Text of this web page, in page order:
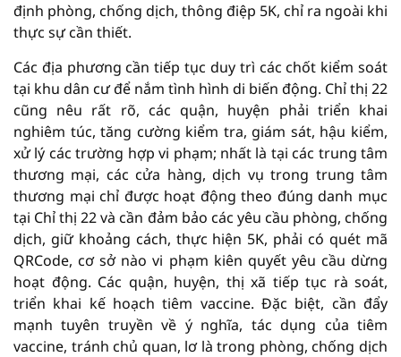
định phòng, chống dịch, thông điệp 5K, chỉ ra ngoài khi
thực sự cần thiết.
Các địa phương cần tiếp tục duy trì các chốt kiểm soát
tại khu dân cư để nắm tình hình di biến động. Chỉ thị 22
cũng nêu rất rõ, các quận, huyện phải triển khai
nghiêm túc, tăng cường kiểm tra, giám sát, hậu kiểm,
xử lý các trường hợp vi phạm; nhất là tại các trung tâm
thương mại, các cửa hàng, dịch vụ trong trung tâm
thương mại chỉ được hoạt động theo đúng danh mục
tại Chỉ thị 22 và cần đảm bảo các yêu cầu phòng, chống
dịch, giữ khoảng cách, thực hiện 5K, phải có quét mã
QRCode, cơ sở nào vi phạm kiên quyết yêu cầu dừng
hoạt động. Các quận, huyện, thị xã tiếp tục rà soát,
triển khai kế hoạch tiêm vaccine. Đặc biệt, cần đẩy
mạnh tuyên truyền về ý nghĩa, tác dụng của tiêm
vaccine, tránh chủ quan, lơ là trong phòng, chống dịch